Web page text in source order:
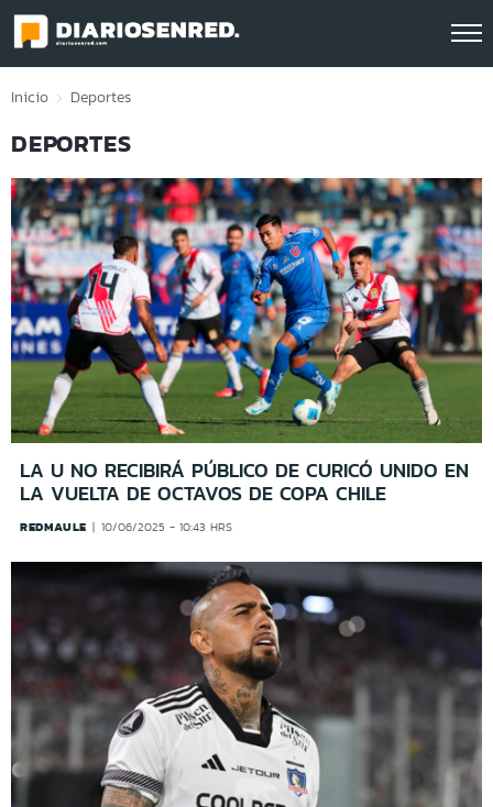
Click acá para ir directamente al contenido
Inicio Deportes
DEPORTES
LA U NO RECIBIRÁ PÚBLICO DE CURICÓ UNIDO EN
LA VUELTA DE OCTAVOS DE COPA CHILE
REDMAULE 10/06/2025 - 10:43 HRS